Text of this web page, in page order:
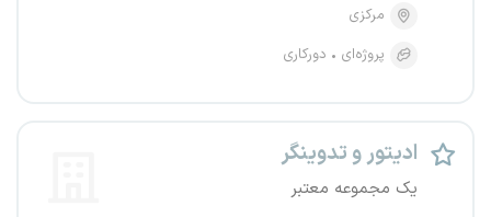
مرکزی
پروژه‌ای
دورکاری
ادیتور و تدوینگر
یک مجموعه معتبر